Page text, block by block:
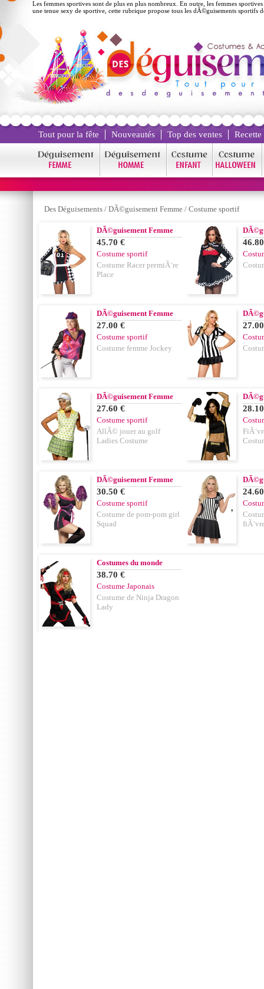
Les femmes sportives sont de plus en plus nombreux. En outre, les femmes
une tenue sexy de sportive, cette rubrique propose tous les dÃ©guisements sportifs
Tout pour la fête Nouveautés Top des ventes
Des Déguisements / DÃ©guisement Femme / Costume sportif
DÃ©guisement Femme
45.70 €
Costume sportif
Costume Racer premiÃ¨re
Place
DÃ©guisement Femme
27.00 €
Costume sportif
Costume femme Jockey
DÃ©guisement Femme
27.60 €
Costume sportif
AllÃ© jouer au golf
Ladies Costume
DÃ©guisement Femme
30.50 €
Costume sportif
Costume de pom-pom girl
Squad
Costumes du monde
38.70 €
Costume Japonais
Costume de Ninja Dragon
Lady